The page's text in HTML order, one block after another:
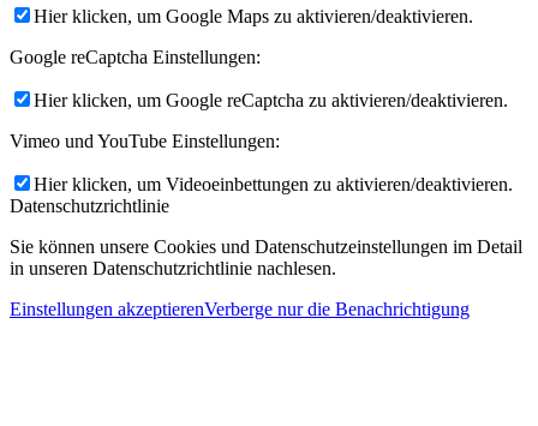
Hier klicken, um Google Maps zu aktivieren/deaktivieren.
Google reCaptcha Einstellungen:
Hier klicken, um Google reCaptcha zu aktivieren/deaktivieren.
Vimeo und YouTube Einstellungen:
Hier klicken, um Videoeinbettungen zu aktivieren/deaktivieren.
Datenschutzrichtlinie
Sie können unsere Cookies und Datenschutzeinstellungen im Detail
in unseren Datenschutzrichtlinie nachlesen.
Einstellungen akzeptierenVerberge nur die Benachrichtigung